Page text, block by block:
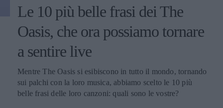
Le 10 più belle frasi dei The
Oasis, che ora possiamo tornare
a sentire live
Mentre The Oasis si esibiscono in tutto il mondo, tornando
sui palchi con la loro musica, abbiamo scelto le 10 più
belle frasi delle loro canzoni: quali sono le vostre?